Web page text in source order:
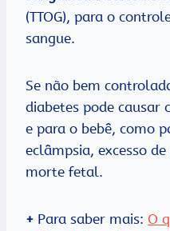
(TTOG), para o
sangue.
Se não bem
diabetes pode causar
e para o bebê, como
eclâmpsia, excesso
morte fetal.
+ Para saber mais: O